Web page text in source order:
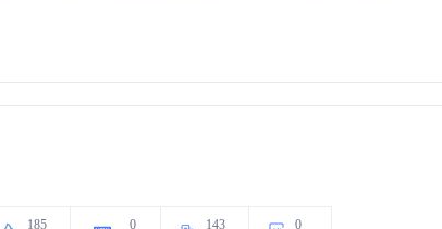
185 0 143 0